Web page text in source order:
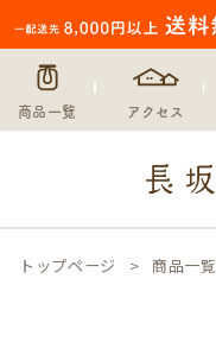
商品一覧 アクセス
トップページ 商品一覧